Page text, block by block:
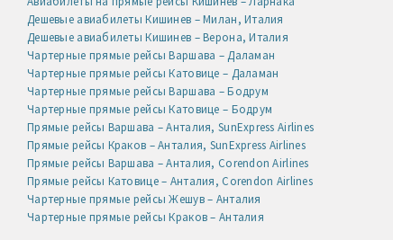
Дешевые авиабилеты Кишинев – Милан, Италия
Дешевые авиабилеты Кишинев – Верона, Италия
Чартерные прямые рейсы Варшава – Даламан
Чартерные прямые рейсы Катовице – Даламан
Чартерные прямые рейсы Варшава – Бодрум
Чартерные прямые рейсы Катовице – Бодрум
Прямые рейсы Варшава – Анталия, SunExpress Airlines
Прямые рейсы Краков – Анталия, SunExpress Airlines
Прямые рейсы Варшава – Анталия, Corendon Airlines
Прямые рейсы Катовице – Анталия, Corendon Airlines
Чартерные прямые рейсы Жешув – Анталия
Чартерные прямые рейсы Краков – Анталия